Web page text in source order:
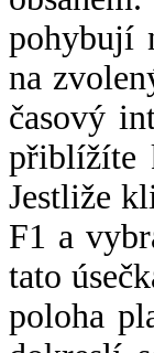
pohybují
na
časový
přiblížíte
Jestliže
F1 a
tato
poloha